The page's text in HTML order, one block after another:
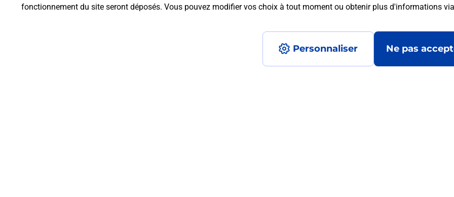
fonctionnement du site seront déposés. Vous pouvez modifier vos choix à tout moment ou obtenir plus d'informations via
Personnaliser Ne pas
Questions fréquemment posées